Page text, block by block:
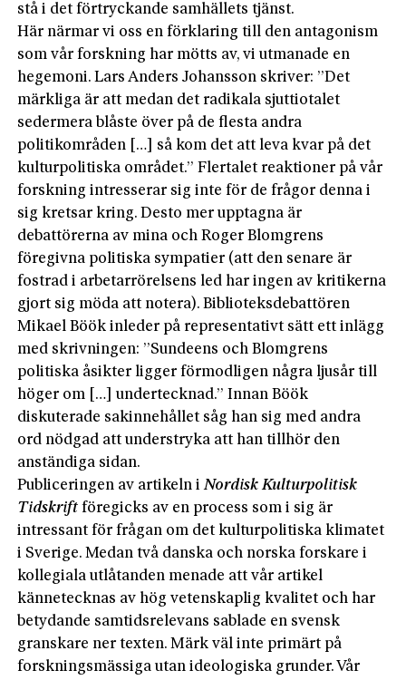
stå i det förtryckande samhällets tjänst.
Här närmar vi oss en förklaring till den antagonism
som vår forskning har mötts av, vi utmanade en
hegemoni. Lars Anders Johansson skriver: ”Det
märkliga är att medan det radikala sjuttiotalet
sedermera blåste över på de flesta andra
politikområden […] så kom det att leva kvar på det
kulturpolitiska området.” Flertalet reaktioner på vår
forskning intresserar sig inte för de frågor denna i
sig kretsar kring. Desto mer upptagna är
debattörerna av mina och Roger Blomgrens
föregivna politiska sympatier (att den senare är
fostrad i arbetarrörelsens led har ingen av kritikerna
gjort sig möda att notera). Biblioteksdebattören
Mikael Böök inleder på representativt sätt ett inlägg
med skrivningen: ”Sundeens och Blomgrens
politiska åsikter ligger förmodligen några ljusår till
höger om […] undertecknad.” Innan Böök
diskuterade sakinnehållet såg han sig med andra
ord nödgad att understryka att han tillhör den
anständiga sidan.
Publiceringen av artikeln iNordisk Kulturpolitisk
Tidskriftföregicks av en process som i sig är
intressant för frågan om det kulturpolitiska klimatet
i Sverige. Medan två danska och norska forskare i
kollegiala utlåtanden menade att vår artikel
kännetecknas av hög vetenskaplig kvalitet och har
betydande samtidsrelevans sablade en svensk
granskare ner texten. Märk väl inte primärt på
forskningsmässiga utan ideologiska grunder. Vår